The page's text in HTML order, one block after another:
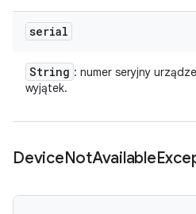
serial
String : numer seryjny
wyjątek.
DeviceNotAvailable